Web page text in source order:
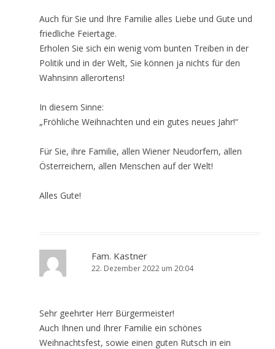
Auch für Sie und Ihre Familie alles Liebe und Gute und
friedliche Feiertage.
Erholen Sie sich ein wenig vom bunten Treiben in der
Politik und in der Welt, Sie können ja nichts für den
Wahnsinn allerortens!
In diesem Sinne:
„Fröhliche Weihnachten und ein gutes neues Jahr!“
Für Sie, ihre Familie, allen Wiener Neudorfern, allen
Österreichern, allen Menschen auf der Welt!
Alles Gute!
Fam. Kastner
22. Dezember 2022 um 20:04
Sehr geehrter Herr Bürgermeister!
Auch Ihnen und Ihrer Familie ein schönes
Weihnachtsfest, sowie einen guten Rutsch in ein